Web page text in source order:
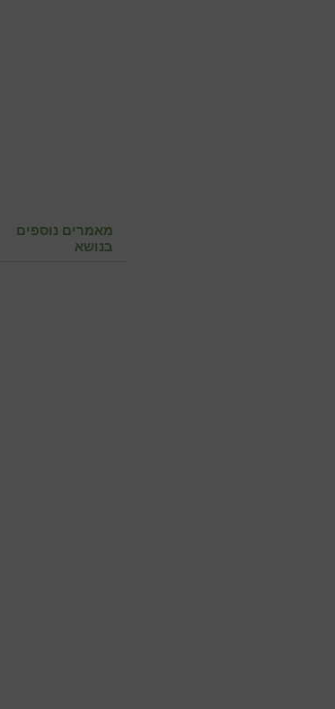
מאמרים נוספים
בנושא